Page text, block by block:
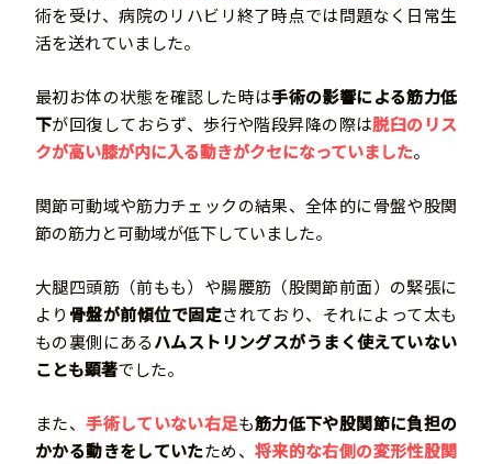
術を受け、病院のリハビリ終了時点では問題なく日常生
活を送れていました。
最初お体の状態を確認した時は手術の影響による筋力低
下が回復しておらず、歩行や階段昇降の際は脱臼のリス
クが高い膝が内に入る動きがクセになっていました。
関節可動域や筋力チェックの結果、全体的に骨盤や股関
節の筋力と可動域が低下していました。
大腿四頭筋（前もも）や腸腰筋（股関節前面）の緊張に
より 骨盤が前傾位で固定されており、それによって太も
もの裏側にあるハムストリングスがうまく使えていない
ことも顕著でした。
また、手術していない右足も筋力低下や股関節に負担の
かかる動きをしていたため、 将来的な右側の変形性股関